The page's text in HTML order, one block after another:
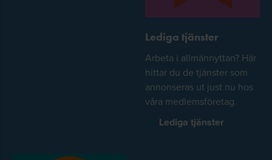
Lediga tjänster
Arbeta i allmännyttan? Här
hittar du de tjänster som
annonseras ut just nu hos
våra medlemsföretag.
Lediga tjänster